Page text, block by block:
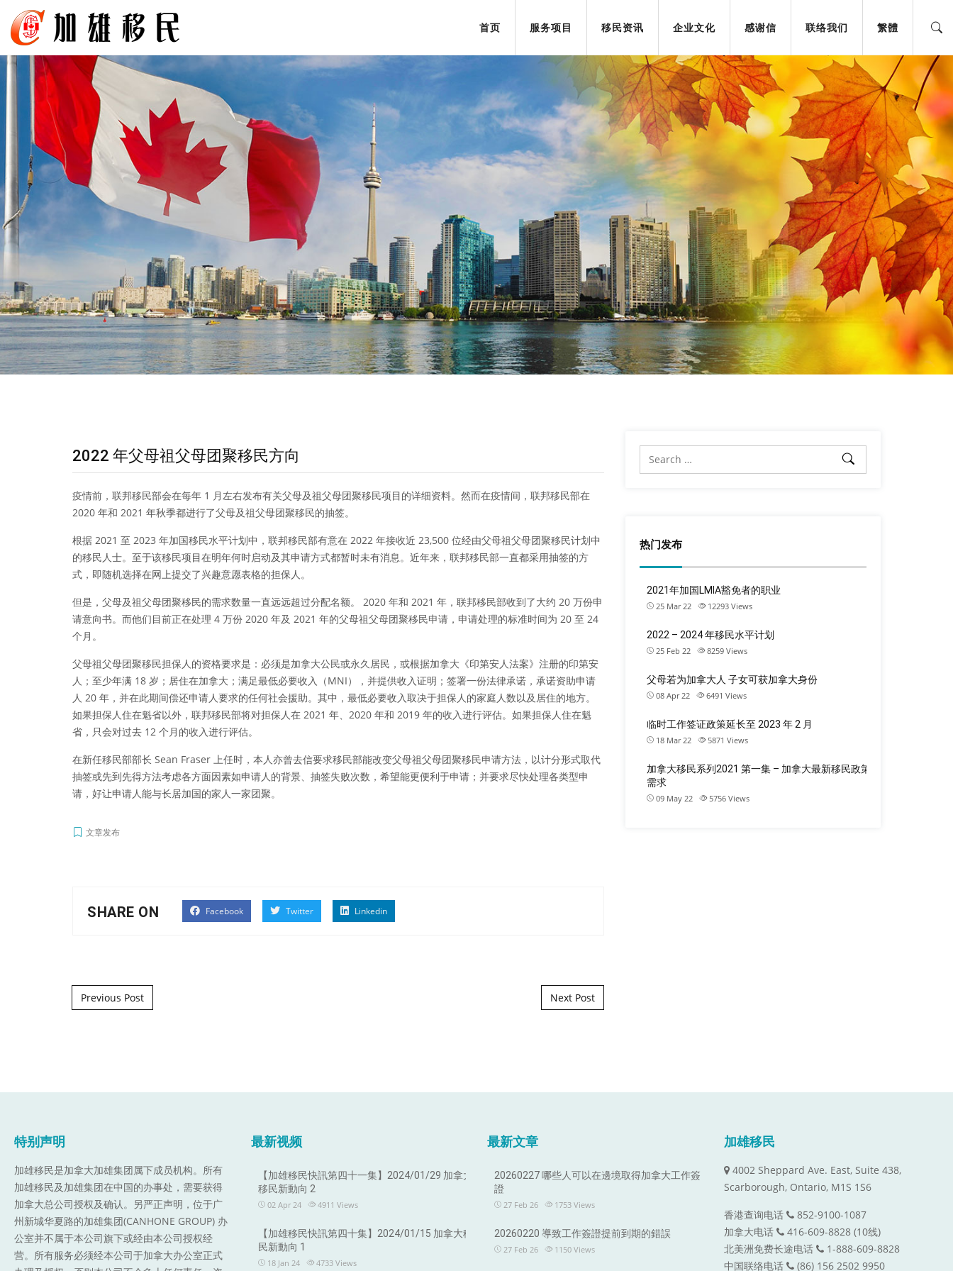
首页 服务项目 移民资讯 企业文化 感谢信 联络我们 䌓體
2022 年父母祖父母团聚移民方向
疫情前，联邦移民部会在每年 1 月左右发布有关父母及祖父母团聚移民项目的详细资料。然而在疫情间，联邦移民部在
2020 年和 2021 年秋季都进行了父母及祖父母团聚移民的抽签。
根据 2021 至 2023 年加国移民水平计划中，联邦移民部有意在 2022 年接收近 23,500 位经由父母祖父母团聚移民计划中
的移民人士。至于该移民项目在明年何时启动及其申请方式都暂时未有消息。近年来，联邦移民部一直都采用抽签的方
式，即随机选择在网上提交了兴趣意愿表格的担保人。
但是，父母及祖父母团聚移民的需求数量一直远远超过分配名额。 2020 年和 2021 年，联邦移民部收到了大约 20 万份申
请意向书。而他们目前正在处理 4 万份 2020 年及 2021 年的父母祖父母团聚移民申请，申请处理的标准时间为 20 至 24
个月。
父母祖父母团聚移民担保人的资格要求是：必须是加拿大公民或永久居民，或根据加拿大《印第安人法案》注册的印第安
人；至少年满 18 岁；居住在加拿大；满足最低必要收入（MNI），并提供收入证明；签署一份法律承诺，承诺资助申请
人 20 年，并在此期间偿还申请人要求的任何社会援助。其中，最低必要收入取决于担保人的家庭人数以及居住的地方。
如果担保人住在魁省以外，联邦移民部将对担保人在 2021 年、2020 年和 2019 年的收入进行评估。如果担保人住在魁
省，只会对过去 12 个月的收入进行评估。
在新任移民部部长 Sean Fraser 上任时，本人亦曾去信要求移民部能改变父母祖父母团聚移民申请方法，以计分形式取代
抽签或先到先得方法考虑各方面因素如申请人的背景、抽签失败次数，希望能更便利于申请；并要求尽快处理各类型申
请，好让申请人能与长居加国的家人一家团聚。
文章发布
SHARE ON Facebook Twitter Linkedin
Post navigation
Previous Post Next Post
热门发布
2021年加国LMIA豁免者的职业
25 Mar 22 12293 Views
2022 – 2024 年移民水平计划
25 Feb 22 8259 Views
父母若为加拿大人 子女可获加拿大身份
08 Apr 22 6491 Views
临时工作签证政策延长至 2023 年 2 月
18 Mar 22 5871 Views
加拿大移民系列2021 第一集 – 加拿大最新移民政策
需求
09 May 22 5756 Views
特别声明
加雄移民是加拿大加雄集团属下成员机构。 所有
加雄移民及加雄集团在中国的办事处，需要获得
加拿大总公司授权及确认。另严正声明，位于广
州新城华夏路的加雄集团(CANHONE GROUP) 办
公室并不属于本公司旗下或经由本公司授权经
营。所有服务必须经本公司于加拿大办公室正式
最新视频
【加雄移民快訊第四十一集】2024/01/29 加拿大
移民新動向 2
02 Apr 24 4911 Views
【加雄移民快訊第四十集】2024/01/15 加拿大移
民新動向 1
18 Jan 24 4733 Views
最新文章
20260227 哪些人可以在邊境取得加拿大工作簽
證
27 Feb 26 1753 Views
20260220 導致工作簽證提前到期的錯誤
27 Feb 26 1150 Views
加雄移民
4002 Sheppard Ave. East, Suite 438,
Scarborough, Ontario, M1S 1S6
香港查询电话
852-9100-1087
加拿大电话
416-609-8828 (10线)
北美洲免费长途电话
1-888-609-8828
中国联络电话
(86) 156 2502 9950